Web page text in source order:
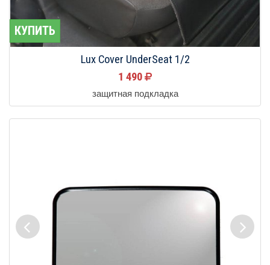
КУПИТЬ
Lux Cover UnderSeat 1/2
1 490
защитная подкладка